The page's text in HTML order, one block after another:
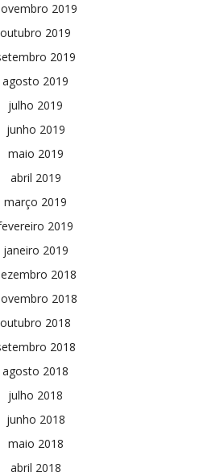
2019
outubro 2019
2019
agosto 2019
julho 2019
junho 2019
maio 2019
abril 2019
março 2019
2019
janeiro 2019
2018
2018
outubro 2018
2018
agosto 2018
julho 2018
junho 2018
maio 2018
abril 2018